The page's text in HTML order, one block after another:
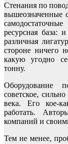
Стенания по
вышеозначенные
ресурсная
различная
стороне ничего
какую угодно
тонну.
Оборудование
советское,
века. Его кое-
работать.
компаний и
Тем не менее,